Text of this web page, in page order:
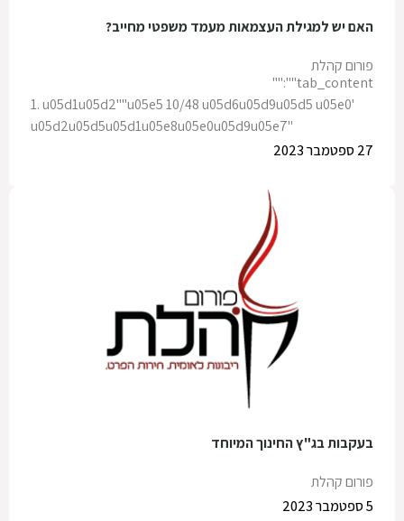
האם יש למגילת העצמאות מעמד משפטי מחייב?
פורום קהלת
tab_content"":""
1. u05d1u05d2""u05e5 10/48 u05d6u05d9u05d5 u05e0'
u05d2u05d5u05d1u05e8u05e0u05d9u05e7"
27 ספטמבר 2023
בעקבות בג"ץ החינוך המיוחד
פורום קהלת
5 ספטמבר 2023